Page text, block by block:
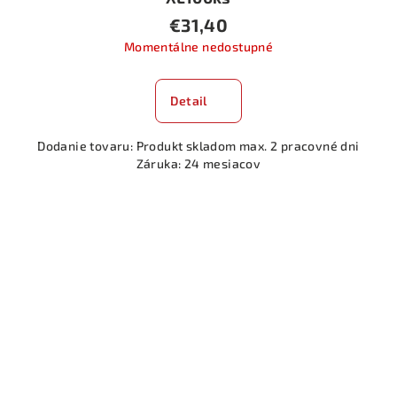
€31,40
Momentálne nedostupné
Detail
Dodanie tovaru: Produkt skladom max. 2 pracovné dni
Záruka: 24 mesiacov